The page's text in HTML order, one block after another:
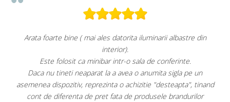
bine ( mai ales datorita iluminarii albastre din
folosit ca minibar intr-o sala de conferinte.
tineti neaparat la a avea o anumita sigla pe un
dispozitiv, reprezinta o achizitie "desteapta", tinand
diferenta de pret fata de produsele brandurilor
Faptul că
este, după